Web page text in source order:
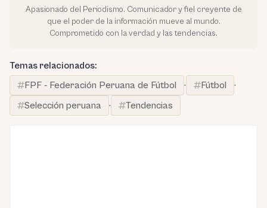
Apasionado del Periodismo. Comunicador y fiel creyente de
que el poder de la información mueve al mundo.
Comprometido con la verdad y las tendencias.
Temas relacionados:
FPF - Federación Peruana de Fútbol
· Fútbol
·
Selección peruana
· Tendencias